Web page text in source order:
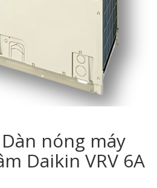
Dàn nóng máy
Daikin VRV 6A